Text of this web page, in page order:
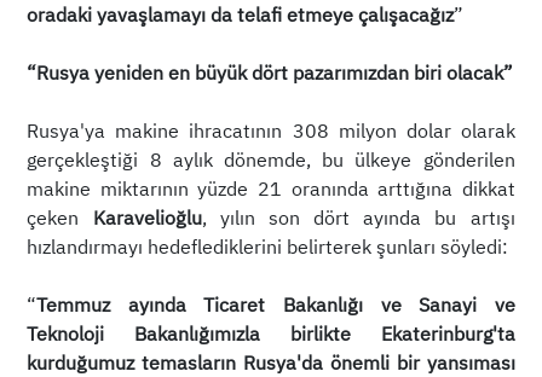
oradaki yavaşlamayı da telafi etmeye çalışacağız”
“Rusya yeniden en büyük dört pazarımızdan biri olacak”
Rusya'ya makine ihracatının 308 milyon dolar olarak
gerçekleştiği 8 aylık dönemde, bu ülkeye gönderilen
makine miktarının yüzde 21 oranında arttığına dikkat
çeken Karavelioğlu, yılın son dört ayında bu artışı
hızlandırmayı hedeflediklerini belirterek şunları söyledi:
“Temmuz ayında Ticaret Bakanlığı ve Sanayi ve
Teknoloji Bakanlığımızla birlikte Ekaterinburg'ta
kurduğumuz temasların Rusya'da önemli bir yansıması